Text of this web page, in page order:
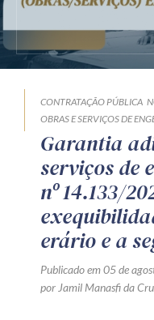
CONTRATAÇÃO PÚBLICA
OBRAS E SERVIÇOS DE
Garantia
serviços de
nº 14.133/
erário e a
Publicado em 05 de
por Jamil Manasfi da